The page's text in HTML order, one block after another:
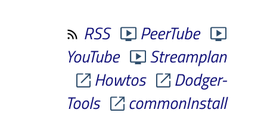
RSS
PeerTube
YouTube
Streamplan
Howtos
Dodger-
Tools
commonInstall